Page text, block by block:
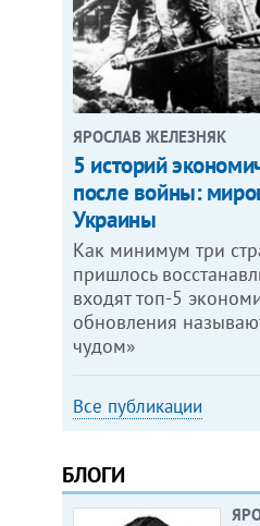
ЯРОСЛАВ ЖЕЛЕЗНЯК
5 историй
после войны:
Украины
Как минимум три
пришлось
входят топ-5
обновления
чудом»
Все публикации
БЛОГИ